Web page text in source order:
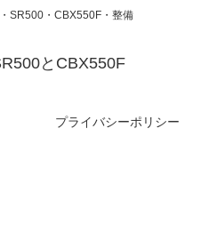
SR500・CBX550F・整備
とCBX550F
プライバシーポリシー